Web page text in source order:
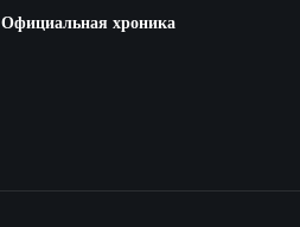
Официальная хроника